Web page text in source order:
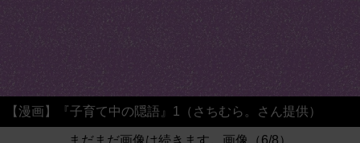
【漫画】『子育て中の隠語』1（さちむら。さん提供）
まだまだ画像は続きます。画像（6/8）